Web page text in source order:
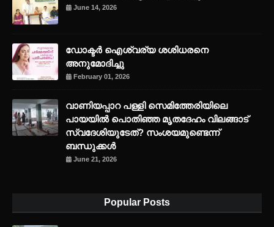
June 14, 2026
ഡോക്ടർ ഐശ്വര്യ ശശിധരനെ
അനുമോദിച്ചു
February 01, 2026
വാണിയപ്പാറ പള്ളി സെമിത്തേരിയിലെ
പായയിൽ പൊതിഞ്ഞ മൃതദേഹം വിലങ്ങാട്
സ്വദേശിയുടേത്? സംശയമുണ്ടെന്ന്
ബന്ധുക്കൾ
June 21, 2026
Popular Posts